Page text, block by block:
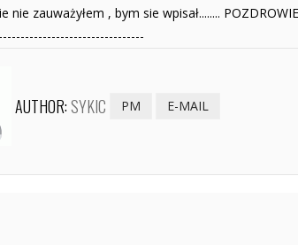
nie zauważyłem , bym sie wpisał........
AUTHOR:SYKIC PM E-MAIL